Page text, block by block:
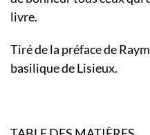
livre.
Tiré de la préface de
basilique de Lisieux.